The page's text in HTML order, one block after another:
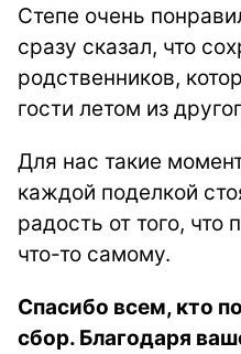
Степе очень
сразу сказал, что
родственников,
гости летом из
Для нас такие
каждой поделкой
радость от того, что
что-то самому.
Спасибо всем, кто
сбор. Благодаря